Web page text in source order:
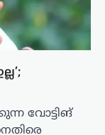
വോട്ടിങ്